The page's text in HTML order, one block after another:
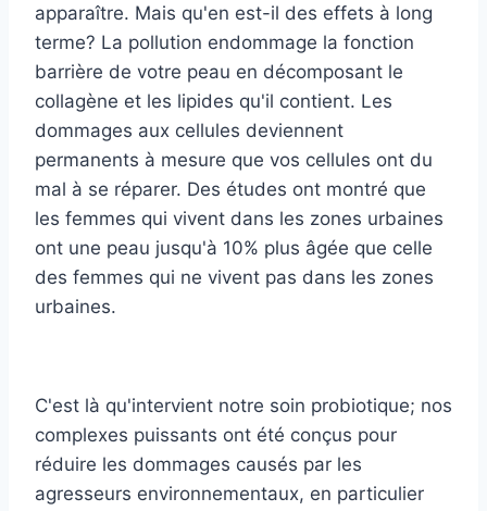
apparaître. Mais qu'en est-il des effets à long
terme? La pollution endommage la fonction
barrière de votre peau en décomposant le
collagène et les lipides qu'il contient. Les
dommages aux cellules deviennent
permanents à mesure que vos cellules ont du
mal à se réparer. Des études ont montré que
les femmes qui vivent dans les zones urbaines
ont une peau jusqu'à 10% plus âgée que celle
des femmes qui ne vivent pas dans les zones
urbaines.
C'est là qu'intervient notre soin probiotique; nos
complexes puissants ont été conçus pour
réduire les dommages causés par les
agresseurs environnementaux, en particulier